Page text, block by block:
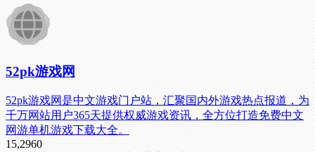
52pk游戏网
52pk游戏网是中文游戏门户站，汇聚国内外游戏热点报道，为
千万网站用户365天提供权威游戏资讯，全方位打造免费中文
网游单机游戏下载大全。
15,2960